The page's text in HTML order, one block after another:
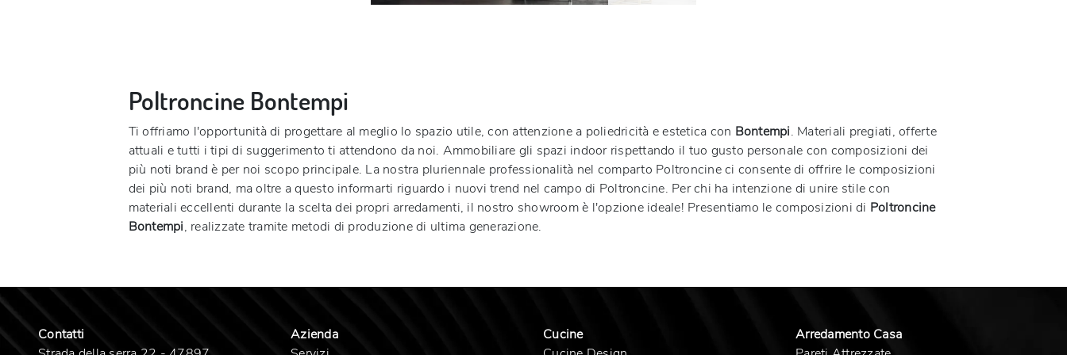
Poltroncine Bontempi
Ti offriamo l'opportunità di progettare al meglio lo spazio utile, con attenzione a poliedricità e estetica con Bontempi. Materiali pregiati, offerte
attuali e tutti i tipi di suggerimento ti attendono da noi. Ammobiliare gli spazi indoor rispettando il tuo gusto personale con composizioni dei
più noti brand è per noi scopo principale. La nostra pluriennale professionalità nel comparto Poltroncine ci consente di offrire le composizioni
dei più noti brand, ma oltre a questo informarti riguardo i nuovi trend nel campo di Poltroncine. Per chi ha intenzione di unire stile con
materiali eccellenti durante la scelta dei propri arredamenti, il nostro showroom è l'opzione ideale! Presentiamo le composizioni di Poltroncine
Bontempi, realizzate tramite metodi di produzione di ultima generazione.
Contatti
Azienda
Cucine
Arredamento Casa